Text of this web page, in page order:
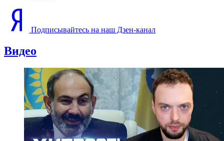
Подписывайтесь на наш Дзен-канал
Видео